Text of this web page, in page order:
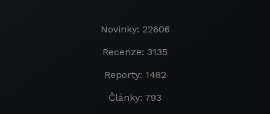
Novinky: 22606
Recenze: 3135
Reporty: 1482
Články: 793